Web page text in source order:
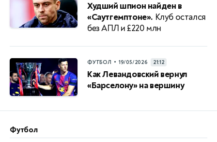
Худший шпион найден в
«Саутгемптоне». Клуб остался
без АПЛ и £220 млн
ФУТБОЛ • 19/05/2026 21:12
Как Левандовский вернул
«Барселону» на вершину
Футбол